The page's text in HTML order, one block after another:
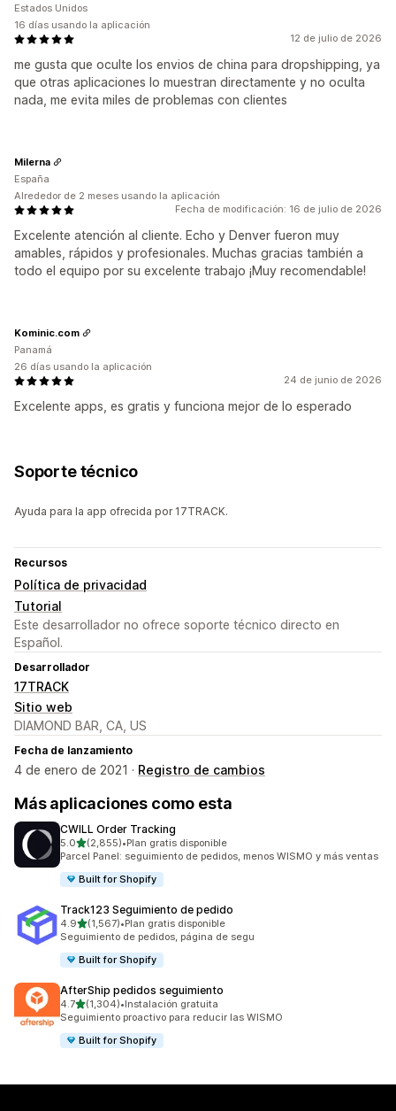
12 de julio de 2026
me gusta que oculte los envios de china para dropshipping, ya
que otras aplicaciones lo muestran directamente y no oculta
nada, me evita miles de problemas con clientes
Estados Unidos
16 días usando la aplicación
Fecha de modificación: 16 de julio de 2026
Excelente atención al cliente. Echo y Denver fueron muy
amables, rápidos y profesionales. Muchas gracias también a
todo el equipo por su excelente trabajo ¡Muy recomendable!
Milerna
España
Alrededor de 2 meses usando la aplicación
24 de junio de 2026
Excelente apps, es gratis y funciona mejor de lo esperado
Kominic.com
Panamá
26 días usando la aplicación
Soporte técnico
Ayuda para la app ofrecida por 17TRACK.
Recursos
Política de privacidad
Tutorial
Este desarrollador no ofrece soporte técnico directo en
Español.
Desarrollador
17TRACK
Sitio web
DIAMOND BAR, CA, US
Fecha de lanzamiento
4 de enero de 2021 · Registro de cambios
Más aplicaciones como esta
CWILL Order Tracking
5.0de 5 estrellas
(2,855)
2855 reseñas en total
•Plan gratis disponible
Parcel Panel: seguimiento de pedidos, menos WISMO y más ventas
Built for Shopify
Track123 Seguimiento de pedido
4.9de 5 estrellas
(1,567)
1567 reseñas en total
•Plan gratis disponible
Seguimiento de pedidos, página de segu
Built for Shopify
AfterShip pedidos seguimiento
4.7de 5 estrellas
(1,304)
1304 reseñas en total
•Instalación gratuita
Seguimiento proactivo para reducir las WISMO
Built for Shopify